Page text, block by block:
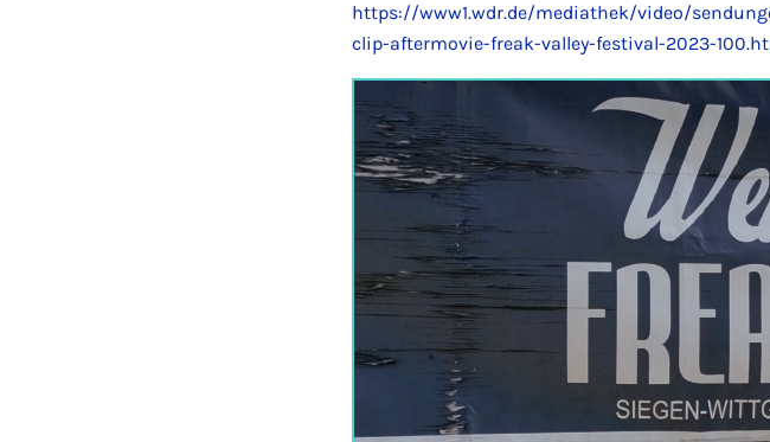
https://www1.wdr.de/mediathek/video/
clip-aftermovie-freak-valley-festival-2023-